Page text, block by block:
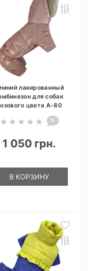
лакированный
для собак
цвета A-80
0
1 050 грн.
В КОРЗИНУ